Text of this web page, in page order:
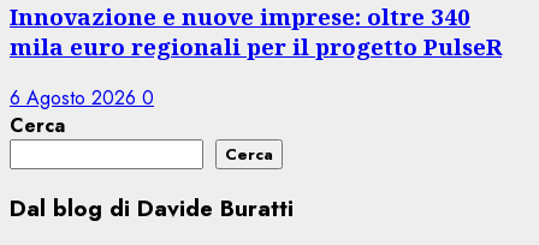
Innovazione e nuove imprese: oltre 340
mila euro regionali per il progetto PulseR
6 Agosto 2026 0
Cerca
Cerca
Dal blog di Davide Buratti